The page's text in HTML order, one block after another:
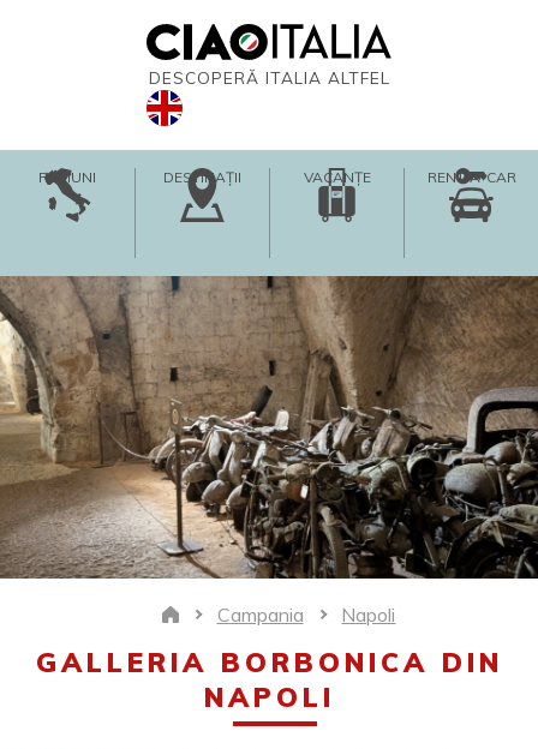
DESCOPERĂ ITALIA ALTFEL
REGIUNI DESTINAȚII VACANȚE RENT-A-CAR
Home Campania Napoli
GALLERIA BORBONICA DIN
NAPOLI